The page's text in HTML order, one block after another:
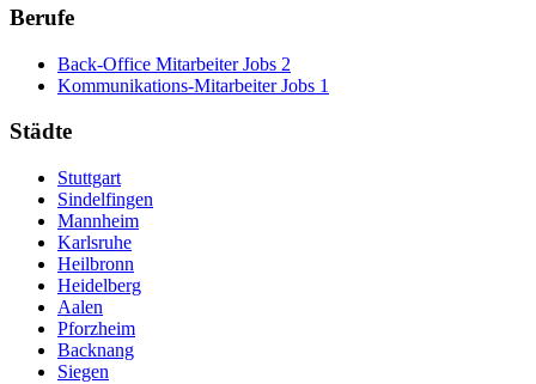
Berufe
Back-Office Mitarbeiter Jobs 2
Kommunikations-Mitarbeiter Jobs 1
Städte
Stuttgart
Sindelfingen
Mannheim
Karlsruhe
Heilbronn
Heidelberg
Aalen
Pforzheim
Backnang
Siegen